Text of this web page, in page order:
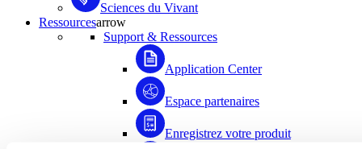
Sciences du Vivant
Ressourcesarrow
Support & Ressources
Application Center
Espace partenaires
Enregistrez votre produit